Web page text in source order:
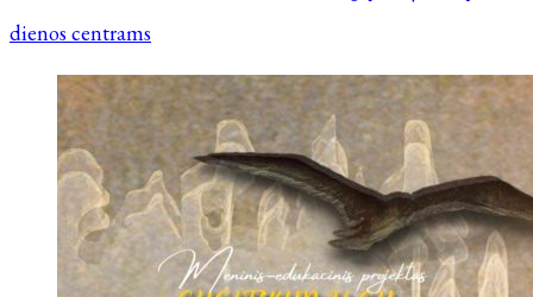
dienos centrams